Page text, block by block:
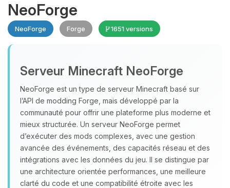
NeoForge
NeoForge Forge 1651 versions
Serveur Minecraft NeoForge
NeoForge est un type de serveur Minecraft basé sur
l’API de modding Forge, mais développé par la
communauté pour offrir une plateforme plus moderne et
mieux structurée. Un serveur NeoForge permet
d’exécuter des mods complexes, avec une gestion
avancée des événements, des capacités réseau et des
intégrations avec les données du jeu. Il se distingue par
une architecture orientée performances, une meilleure
clarté du code et une compatibilité étroite avec les
Youpi, enfin quelqu’un pour me
parler ! Moi c’est Choupy, ton petit
assistant BoxToPlay. Dis-moi ce dont
tu as besoin et je vais remuer mes
petits circuits pour t’aider.
08/08/2026 à 09:15